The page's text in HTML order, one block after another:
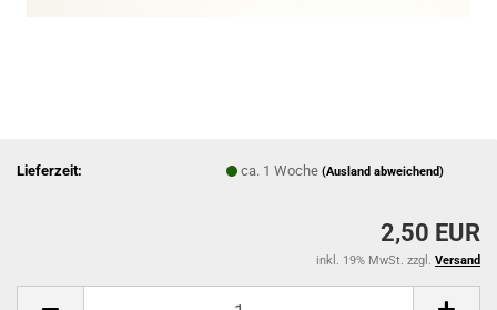
Lieferzeit: ca. 1 Woche(Ausland abweichend)
2,50 EUR
inkl. 19% MwSt. zzgl. Versand